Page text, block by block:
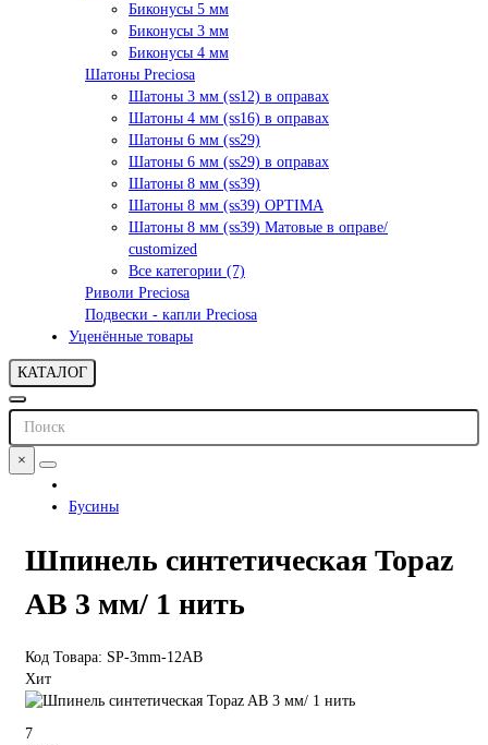
Биконусы 5 мм
Биконусы 3 мм
Биконусы 4 мм
Шатоны Preciosa
Шатоны 3 мм (ss12) в оправах
Шатоны 4 мм (ss16) в оправах
Шатоны 6 мм (ss29)
Шатоны 6 мм (ss29) в оправах
Шатоны 8 мм (ss39)
Шатоны 8 мм (ss39) OPTIMA
Шатоны 8 мм (ss39) Матовые в оправе/
customized
Все категории (7)
Риволи Preciosa
Подвески - капли Preciosa
Уценённые товары
КАТАЛОГ
×
Бусины
Шпинель синтетическая Topaz
AB 3 мм/ 1 нить
Код Товара: SP-3mm-12AB
Хит
7